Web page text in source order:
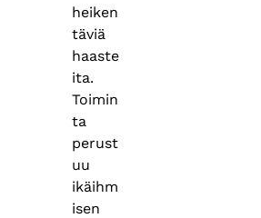
heiken
täviä
haaste
ita.
Toimin
ta
perust
uu
ikäihm
isen